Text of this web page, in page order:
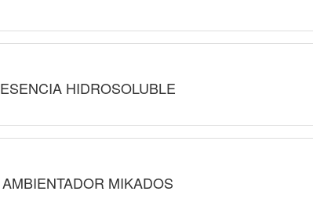
ESENCIA HIDROSOLUBLE
AMBIENTADOR MIKADOS